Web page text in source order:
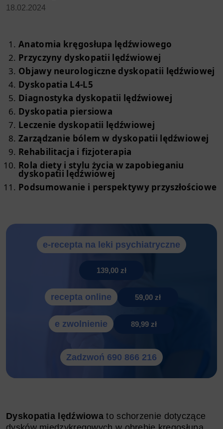
18.02.2024
Anatomia kręgosłupa lędźwiowego
Przyczyny dyskopatii lędźwiowej
Objawy neurologiczne dyskopatii lędźwiowej
Dyskopatia L4-L5
Diagnostyka dyskopatii lędźwiowej
Dyskopatia piersiowa
Leczenie dyskopatii lędźwiowej
Zarządzanie bólem w dyskopatii lędźwiowej
Rehabilitacja i fizjoterapia
Rola diety i stylu życia w zapobieganiu
dyskopatii lędźwiowej
Podsumowanie i perspektywy przyszłościowe
e-recepta na leki psychiatryczne
139,00 zł
recepta online 59,00 zł
e zwolnienie 89,99 zł
Zadzwoń 690 866 216
Dyskopatia lędźwiowa to schorzenie dotyczące